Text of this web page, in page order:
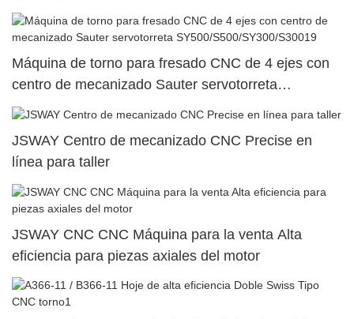
Máquina de torno para fresado CNC de 4 ejes con
centro de mecanizado Sauter servotorreta
SY500/S500/SY300/S30019
JSWAY Centro de mecanizado CNC Precise en
línea para taller
JSWAY CNC CNC Máquina para la venta Alta
eficiencia para piezas axiales del motor